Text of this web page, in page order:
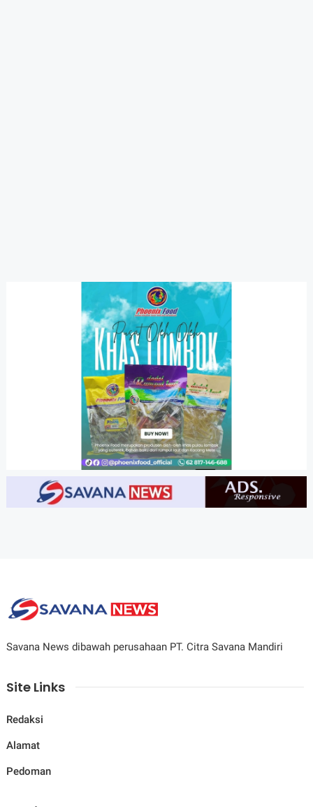
Savana News dibawah perusahaan PT. Citra Savana Mandiri
Site Links
Redaksi
Alamat
Pedoman